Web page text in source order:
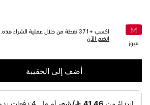
ميوز
اكسب + 371 نقطة من خلال عملية الشراء هذه.
انضم الآن
أضف إلى الحقيبة